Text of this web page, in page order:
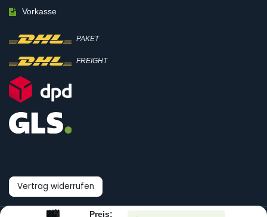
Preis:
Vorkasse
PAKET
FREIGHT
Vertrag widerrufen